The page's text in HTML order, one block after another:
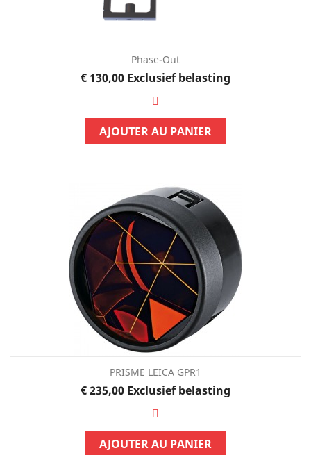
Phase-Out
Prijs
€ 130,00 Exclusief belasting
AJOUTER AU PANIER
PRISME LEICA GPR1
Prijs
€ 235,00 Exclusief belasting
AJOUTER AU PANIER